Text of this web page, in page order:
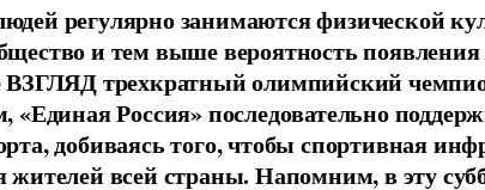
регулярно занимаются физической
и тем выше вероятность
ВЗГЛЯД трехкратный олимпийский
«Единая Россия» последовательно
добиваясь того, чтобы спортивная
жителей всей страны. Напомним, в эту